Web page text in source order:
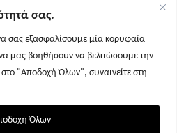
σας.
σας εξασφαλίσουμε μία κορυφαία
μας βοηθήσουν να βελτιώσουμε την
στο "Αποδοχή Όλων", συναινείτε στη
Όλων
1 Σελίδα 2